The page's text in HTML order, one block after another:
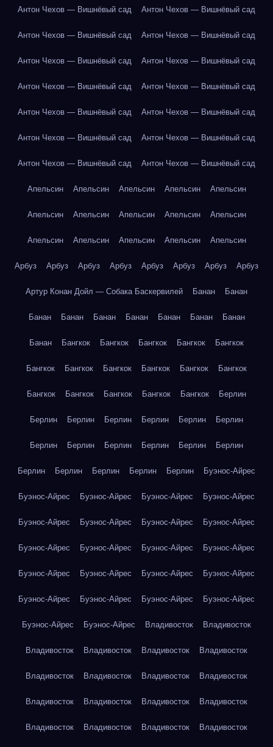
Антон Чехов — Вишнёвый сад Антон Чехов — Вишнёвый сад
Антон Чехов — Вишнёвый сад Антон Чехов — Вишнёвый сад
Антон Чехов — Вишнёвый сад Антон Чехов — Вишнёвый сад
Антон Чехов — Вишнёвый сад Антон Чехов — Вишнёвый сад
Антон Чехов — Вишнёвый сад Антон Чехов — Вишнёвый сад
Антон Чехов — Вишнёвый сад Антон Чехов — Вишнёвый сад
Антон Чехов — Вишнёвый сад Антон Чехов — Вишнёвый сад
Апельсин Апельсин Апельсин Апельсин Апельсин
Апельсин Апельсин Апельсин Апельсин Апельсин
Апельсин Апельсин Апельсин Апельсин Апельсин
Арбуз Арбуз Арбуз Арбуз Арбуз Арбуз Арбуз Арбуз
Артур Конан Дойл — Собака Баскервилей Банан Банан
Банан Банан Банан Банан Банан Банан Банан
Банан Бангкок Бангкок Бангкок Бангкок Бангкок
Бангкок Бангкок Бангкок Бангкок Бангкок Бангкок
Бангкок Бангкок Бангкок Бангкок Бангкок Берлин
Берлин Берлин Берлин Берлин Берлин Берлин
Берлин Берлин Берлин Берлин Берлин Берлин
Берлин Берлин Берлин Берлин Берлин Буэнос-Айрес
Буэнос-Айрес Буэнос-Айрес Буэнос-Айрес Буэнос-Айрес
Буэнос-Айрес Буэнос-Айрес Буэнос-Айрес Буэнос-Айрес
Буэнос-Айрес Буэнос-Айрес Буэнос-Айрес Буэнос-Айрес
Буэнос-Айрес Буэнос-Айрес Буэнос-Айрес Буэнос-Айрес
Буэнос-Айрес Буэнос-Айрес Буэнос-Айрес Буэнос-Айрес
Буэнос-Айрес Буэнос-Айрес Владивосток Владивосток
Владивосток Владивосток Владивосток Владивосток
Владивосток Владивосток Владивосток Владивосток
Владивосток Владивосток Владивосток Владивосток
Владивосток Владивосток Владивосток Владивосток